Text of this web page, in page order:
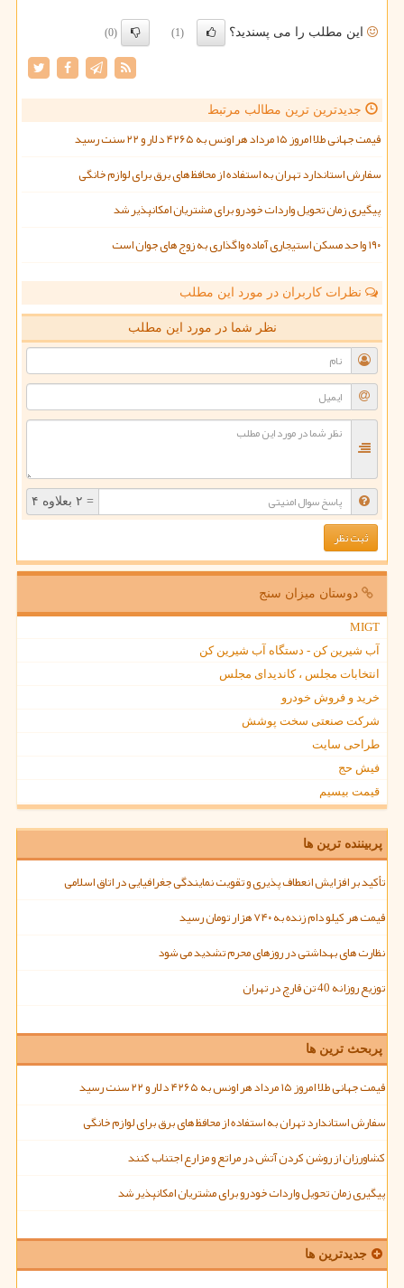
این مطلب را می پسندید؟ (1)
(0)
جدیدترین ترین مطالب مرتبط
قیمت جهانی طلا امروز ۱۵ مرداد هر اونس به ۴۲۶۵ دلار و ۲۲ سنت رسید
سفارش استاندارد تهران به استفاده از محافظ های برق برای لوازم خانگی
پیگیری زمان تحویل واردات خودرو برای مشتریان امکانپذیر شد
۱۹۰ واحد مسکن استیجاری آماده واگذاری به زوج های جوان است
نظرات کاربران در مورد این مطلب
نظر شما در مورد این مطلب
= ۲ بعلاوه ۴
دوستان میزان سنج
MIGT
آب شیرین کن - دستگاه آب شیرین کن
انتخابات مجلس ، کاندیدای مجلس
خرید و فروش خودرو
شرکت صنعتی سخت پوشش
طراحی سایت
فیش حج
قیمت بیسیم
پربیننده ترین ها
تأکید بر افزایش انعطاف پذیری و تقویت نمایندگی جغرافیایی در اتاق اسلامی
قیمت هر کیلو دام زنده به ۷۴۰ هزار تومان رسید
نظارت های بهداشتی در روزهای محرم تشدید می شود
توزیع روزانه 40 تن قارچ در تهران
پربحث ترین ها
قیمت جهانی طلا امروز ۱۵ مرداد هر اونس به ۴۲۶۵ دلار و ۲۲ سنت رسید
سفارش استاندارد تهران به استفاده از محافظ های برق برای لوازم خانگی
کشاورزان از روشن کردن آتش در مراتع و مزارع اجتناب کنند
پیگیری زمان تحویل واردات خودرو برای مشتریان امکانپذیر شد
جدیدترین ها